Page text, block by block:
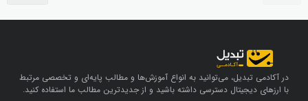
در آکادمی تبدیل، می‌توانید به انواع آموزش‌ها و مطالب پایه‌ای و تخصصی مرتبط
با ارزهای دیجیتال دسترسی داشته باشید و از جدیدترین مطالب ما استفاده کنید.